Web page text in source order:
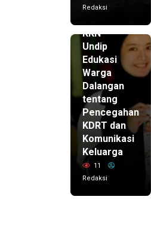
Redaksi
KKN
Undip
Edukasi
Warga
Dalangan
tentang
Pencegahan
KDRT dan
Komunikasi
Keluarga
11
Redaksi